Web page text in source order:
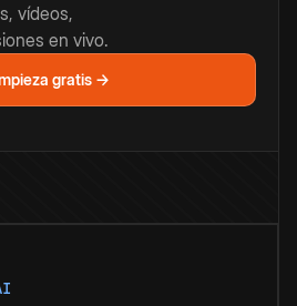
vídeos,
en vivo.
gratis →